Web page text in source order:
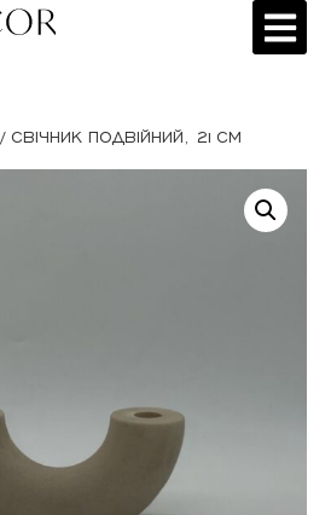
/ СВІЧНИК ПОДВІЙНИЙ, 21СМ